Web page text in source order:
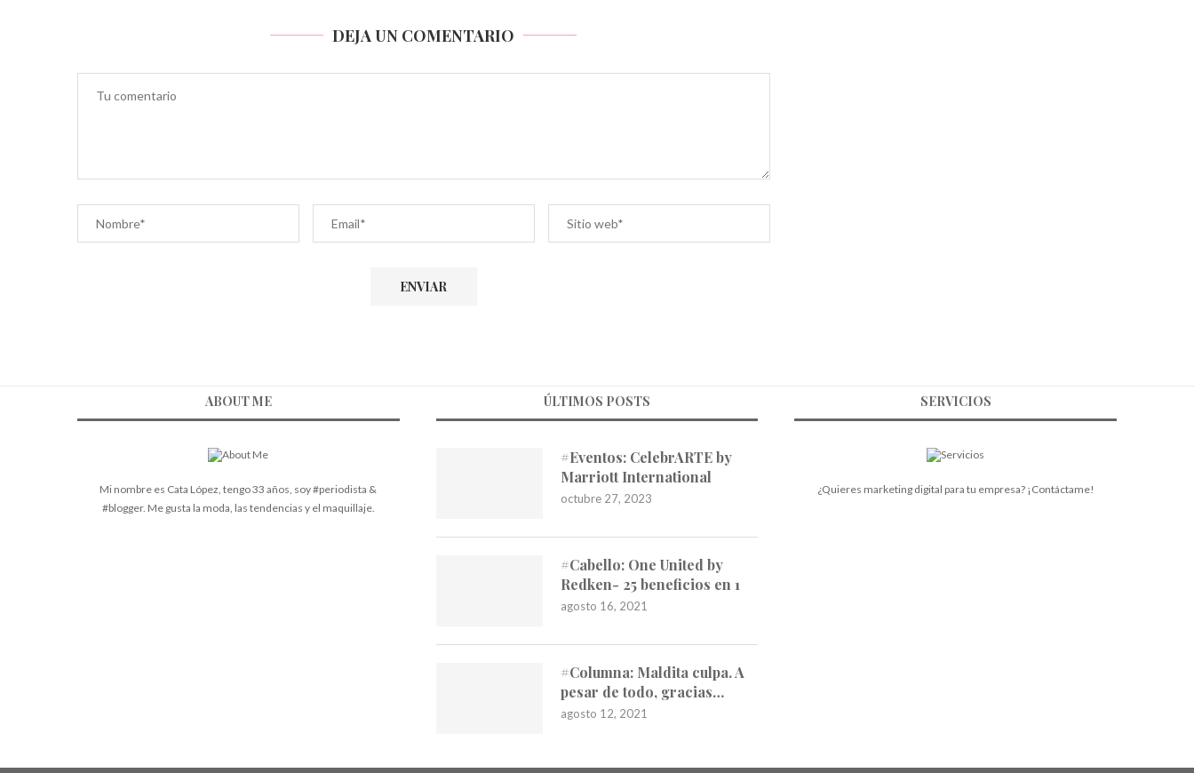
DEJA UN COMENTARIO
ABOUT ME
Mi nombre es Cata López, tengo 33 años, soy #periodista &
#blogger. Me gusta la moda, las tendencias y el maquillaje.
ÚLTIMOS POSTS
#Eventos: CelebrARTE by
Marriott International
octubre 27, 2023
#Cabello: One United by
Redken- 25 beneficios en 1
agosto 16, 2021
#Columna: Maldita culpa. A
pesar de todo, gracias…
agosto 12, 2021
SERVICIOS
¿Quieres marketing digital para tu empresa? ¡Contáctame!